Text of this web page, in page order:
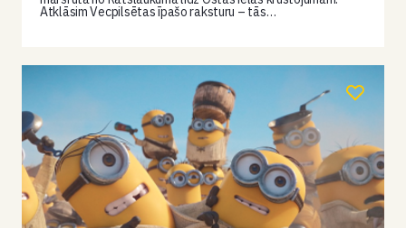
Atklāsim Vecpilsētas īpašo raksturu – tās…